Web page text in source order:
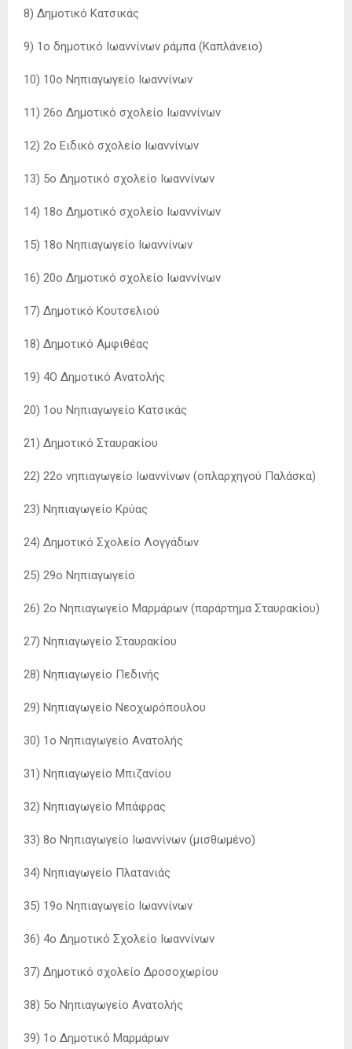
8) Δημοτικό Κατσικάς
9) 1ο δημοτικό Ιωαννίνων ράμπα (Καπλάνειο)
10) 10ο Νηπιαγωγείο Ιωαννίνων
11) 26ο Δημοτικό σχολείο Ιωαννίνων
12) 2ο Ειδικό σχολείο Ιωαννίνων
13) 5ο Δημοτικό σχολείο Ιωαννίνων
14) 18ο Δημοτικό σχολείο Ιωαννίνων
15) 18ο Νηπιαγωγείο Ιωαννίνων
16) 20ο Δημοτικό σχολείο Ιωαννίνων
17) Δημοτικό Κουτσελιού
18) Δημοτικό Αμφιθέας
19) 4Ο Δημοτικό Ανατολής
20) 1ου Νηπιαγωγείο Κατσικάς
21) Δημοτικό Σταυρακίου
22) 22ο νηπιαγωγείο Ιωαννίνων (οπλαρχηγού Παλάσκα)
23) Νηπιαγωγείο Κρύας
24) Δημοτικό Σχολείο Λογγάδων
25) 29ο Νηπιαγωγείο
26) 2ο Νηπιαγωγείο Μαρμάρων (παράρτημα Σταυρακίου)
27) Νηπιαγωγείο Σταυρακίου
28) Νηπιαγωγείο Πεδινής
29) Νηπιαγωγείο Νεοχωρόπουλου
30) 1ο Νηπιαγωγείο Ανατολής
31) Νηπιαγωγείο Μπιζανίου
32) Νηπιαγωγείο Μπάφρας
33) 8ο Νηπιαγωγείο Ιωαννίνων (μισθωμένο)
34) Νηπιαγωγείο Πλατανιάς
35) 19o Νηπιαγωγείο Ιωαννίνων
36) 4ο Δημοτικό Σχολείο Ιωαννίνων
37) Δημοτικό σχολείο Δροσοχωρίου
38) 5ο Νηπιαγωγείο Ανατολής
39) 1ο Δημοτικό Μαρμάρων